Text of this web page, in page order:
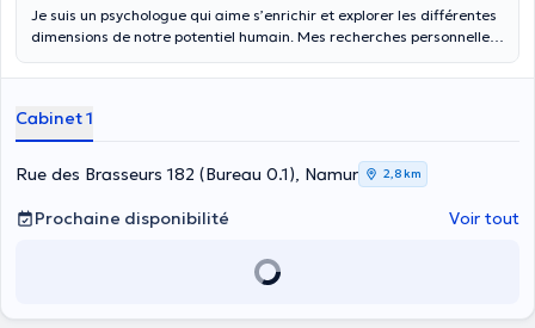
Je suis un psychologue qui aime s’enrichir et explorer les différentes
dimensions de notre potentiel humain. Mes recherches personnelles
différentes approches psychologiques : dynamique des groupes et
corporelle, analyse systémique et métaphore thérapeutique, sand
tray, massage holistique, méditation, yoga tibétain, psychologie
positive, art thérapie, coaching professionnel. J’apprécie aussi
voyager et découvrir les différentes cultures (Europe, Inde, Chine,
Tibet, Russie) et la philosophie orientale fait partie de mes
nourritures spirituelles Admiratif de notre créativité humaine, je me
j’ai pris des pinceaux pour jouer avec la force de la peinture et je me
Cabinet 1
Rue des Brasseurs 182 (Bureau 0.1), Namur 2,8 km
Prochaine disponibilité Voir tout